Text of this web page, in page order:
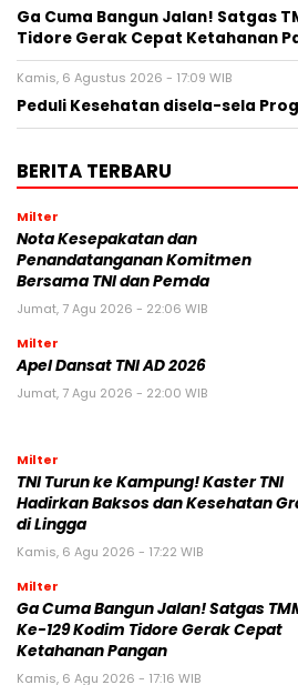
Ga Cuma Bangun Jalan! Satgas
Tidore Gerak Cepat Ketahanan
Kamis, 6 Agustus 2026 - 17:09 WIB
Peduli Kesehatan disela-sela
BERITA TERBARU
Milter
Nota Kesepakatan dan
Penandatanganan Komitmen
Bersama TNI dan Pemda
Jumat, 7 Agu 2026 - 22:06 WIB
Milter
Apel Dansat TNI AD 2026
Jumat, 7 Agu 2026 - 22:00 WIB
Milter
TNI Turun ke Kampung! Kaster TNI
Hadirkan Baksos dan Kesehatan
di Lingga
Kamis, 6 Agu 2026 - 17:22 WIB
Milter
Ga Cuma Bangun Jalan! Satgas
Ke-129 Kodim Tidore Gerak Cepat
Ketahanan Pangan
Kamis, 6 Agu 2026 - 17:16 WIB